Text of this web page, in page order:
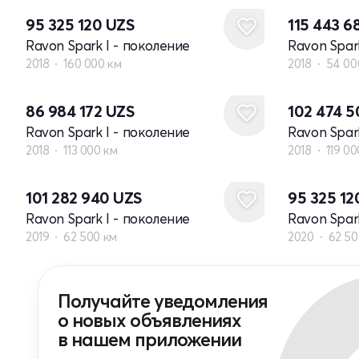
95 325 120 UZS
Ravon Spark I - поколение
2018 160 000 км
115 443
Ravon
2018 54
86 984 172 UZS
Ravon Spark I - поколение
2018 113 000 км
102 474
Ravon
2018 119
101 282 940 UZS
Ravon Spark I - поколение
2019 62 500 км
95 325
Ravon
2020 62
Получайте уведомления
о новых объявлениях
в нашем приложении